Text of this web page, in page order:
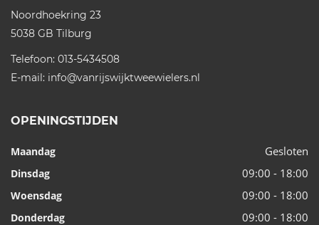
Noordhoekring 23
5038 GB Tilburg
Telefoon: 013-5434508
E-mail: info@vanrijswijktweewielers.nl
OPENINGSTIJDEN
Maandag Gesloten
Dinsdag 09:00 - 18:00
Woensdag 09:00 - 18:00
Donderdag 09:00 - 18:00